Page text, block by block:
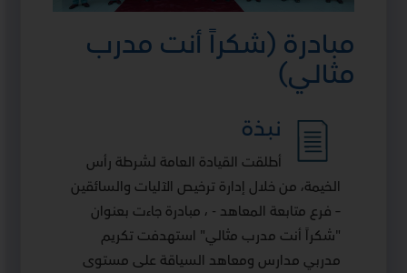
مبادرة (شكراً أنت مدرب
مثالي)
نبذة
أطلقت القيادة العامة لشرطة رأس
الخيمة، من خلال إدارة ترخيص الآليات والسائقين
– فرع متابعة المعاهد - ، مبادرة جاءت بعنوان
"شكراً أنت مدرب مثالي" استهدفت تكريم
مدربي مدارس ومعاهد السياقة على مستوى